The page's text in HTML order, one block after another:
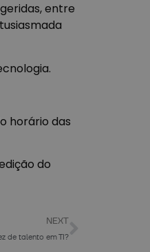
entre
horário das
do
NEXT
de talento em TI?